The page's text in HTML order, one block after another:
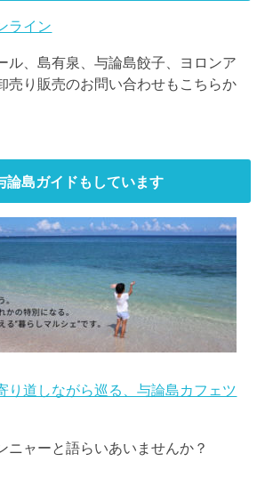
ライン
ル、島有泉、与論島餃子、ヨロンア
売り販売のお問い合わせもこちらか
論島ガイドもしています
り道しながら巡る、与論島カフェツ
ニャーと語らいあいませんか？